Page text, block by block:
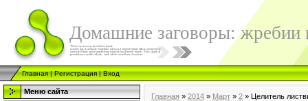
Домашние заговоры: жребии
Главная|Регистрация|Вход
Меню сайта
Главная » 2014 » Март » 2 » Целитель